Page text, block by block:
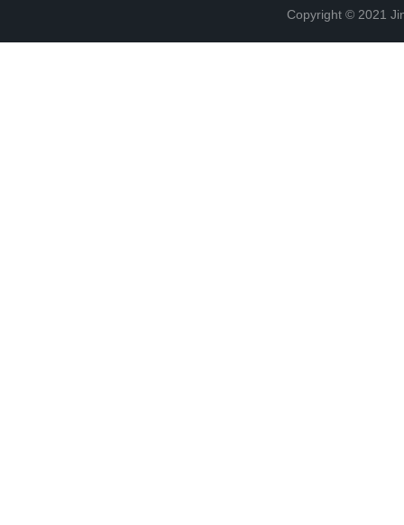
Copyright © 2021